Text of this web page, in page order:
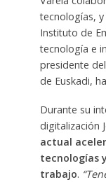
tecnologías,
Instituto de
tecnología e
presidente
de Euskadi,
Durante su
digitalización
actual
tecnologías
trabajo.